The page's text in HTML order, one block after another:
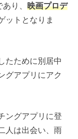
あり、映画プロデ
ットとなりま
たために別居中
グアプリにアク
ングアプリに登
人は出会い、雨